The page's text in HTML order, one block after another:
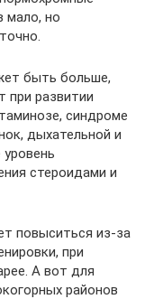
мало, но
быть больше,
при развитии
синдроме
дыхательной и
стероидами и
повыситься из-за
при
А вот для
районов